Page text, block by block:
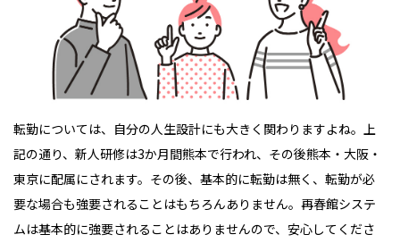
転勤については、自分の人生設計にも大きく関わりますよね。上
記の通り、新人研修は3か月間熊本で行われ、その後熊本・大阪・
東京に配属にされます。その後、基本的に転勤は無く、転勤が必
要な場合も強要されることはもちろんありません。再春館システ
ムは基本的に強要されることはありませんので、安心してくださ